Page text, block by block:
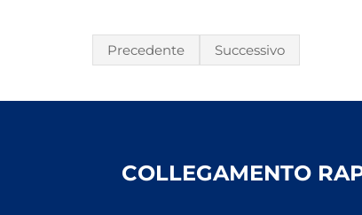
Precedente Successivo
COLLEGAMENTO